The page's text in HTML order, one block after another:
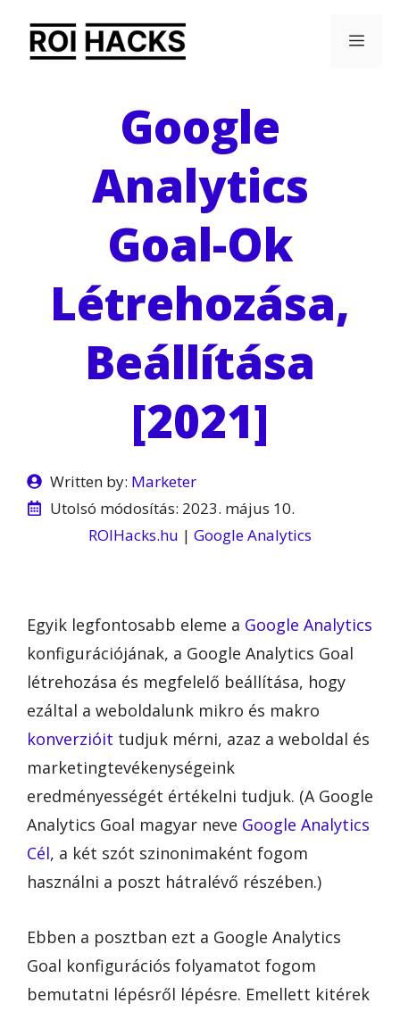
Google
Analytics
Goal-Ok
Létrehozása,
Beállítása
[2021]
Written by: Marketer
Utolsó módosítás: 2023. május 10.
ROIHacks.hu | Google Analytics
Egyik legfontosabb eleme a Google Analytics
konfigurációjának, a Google Analytics Goal
létrehozása és megfelelő beállítása, hogy
ezáltal a weboldalunk mikro és makro
konverzióit tudjuk mérni, azaz a weboldal és
marketingtevékenységeink
eredményességét értékelni tudjuk. (A Google
Analytics Goal magyar neve Google Analytics
Cél, a két szót szinonimaként fogom
használni a poszt hátralévő részében.)
Ebben a posztban ezt a Google Analytics
Goal konfigurációs folyamatot fogom
bemutatni lépésről lépésre. Emellett kitérek